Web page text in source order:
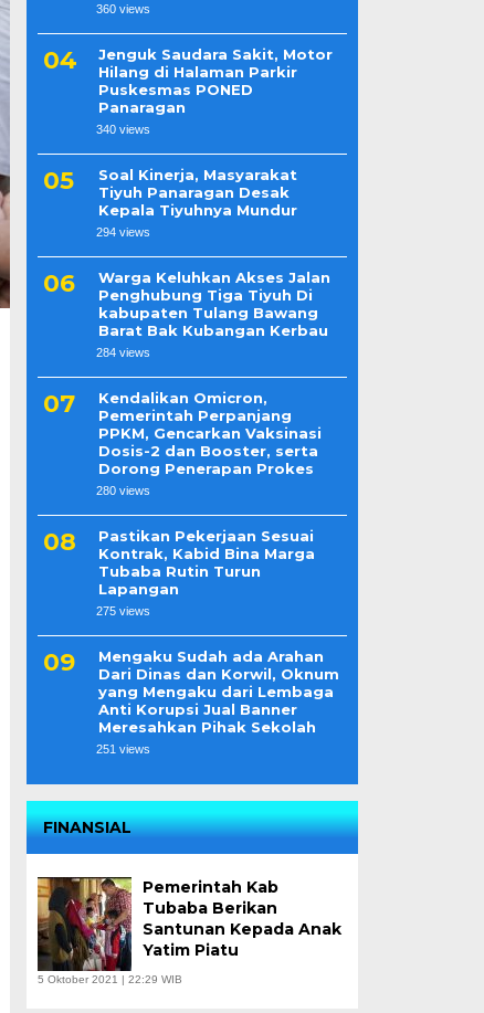
360 views
Jenguk Saudara Sakit, Motor
Hilang di Halaman Parkir
Puskesmas PONED
Panaragan
340 views
Soal Kinerja, Masyarakat
Tiyuh Panaragan Desak
Kepala Tiyuhnya Mundur
294 views
Warga Keluhkan Akses Jalan
Penghubung Tiga Tiyuh Di
kabupaten Tulang Bawang
Barat Bak Kubangan Kerbau
284 views
Kendalikan Omicron,
Pemerintah Perpanjang
PPKM, Gencarkan Vaksinasi
Dosis-2 dan Booster, serta
Dorong Penerapan Prokes
280 views
Pastikan Pekerjaan Sesuai
Kontrak, Kabid Bina Marga
Tubaba Rutin Turun
Lapangan
275 views
Mengaku Sudah ada Arahan
Dari Dinas dan Korwil, Oknum
yang Mengaku dari Lembaga
Anti Korupsi Jual Banner
Meresahkan Pihak Sekolah
251 views
FINANSIAL
Pemerintah Kab
Tubaba Berikan
Santunan Kepada Anak
Yatim Piatu
5 Oktober 2021 | 22:29 WIB